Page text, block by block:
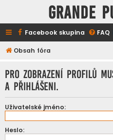
GRANDE
Facebook skupina FAQ
Obsah fóra
Pro zobrazení profilů
a přihlášeni.
Uživatelské jméno:
Heslo: